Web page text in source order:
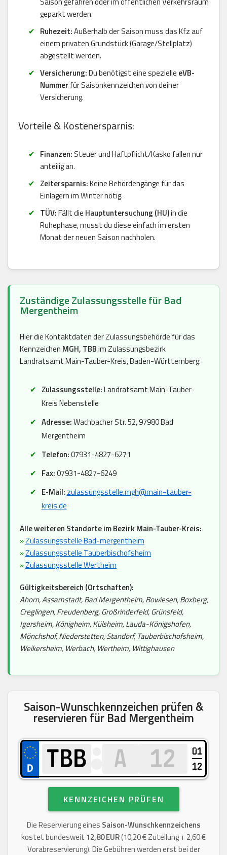
geparkt werden.
Ruhezeit:Außerhalb der Saison muss das Kfz auf
einem privaten Grundstück (Garage/Stellplatz)
abgestellt werden.
Versicherung:Du benötigst eine spezielle eVB-
Nummer für Saisonkennzeichen von deiner
Versicherung.
Vorteile & Kostenersparnis:
Finanzen: Steuer und Haftpflicht/Kasko fallen nur
anteilig an.
Zeitersparnis:Keine Behördengänge für das
Einlagern im Winter nötig.
TÜV:Fällt die Hauptuntersuchung (HU)in die
Ruhephase, musst du diese einfach im ersten
Monat der neuen Saison nachholen.
Zuständige Zulassungsstelle für Bad
Mergentheim
Hier die Kontaktdaten der Zulassungsbehörde für das
Kennzeichen MGH, TBBim Zulassungsbezirk
Landratsamt Main-Tauber-Kreis, Baden-Württemberg:
Zulassungsstelle:Landratsamt Main-Tauber-
Kreis Nebenstelle
Adresse:Wachbacher Str. 52, 97980 Bad
Mergentheim
Telefon:07931-4827-6271
Fax:07931-4827-6249
E-Mail: zulassungsstelle.mgh@main-tauber-
kreis.de
Alle weiteren Standorte im Bezirk Main-Tauber-Kreis:
»Zulassungsstelle Bad-mergentheim
»Zulassungsstelle Tauberbischofsheim
»Zulassungsstelle Wertheim
Gültigkeitsbereich (Ortschaften):
Ahorn, Assamstadt, Bad Mergentheim, Bowiesen, Boxberg,
Creglingen, Freudenberg, Großrinderfeld, Grünsfeld,
Igersheim, Königheim, Külsheim, Lauda-Königshofen,
Mönchshof, Niederstetten, Standorf, Tauberbischofsheim,
Weikersheim, Werbach, Wertheim, Wittighausen
Saison-Wunschkennzeichen prüfen &
reservieren für Bad Mergentheim
01
12
KENNZEICHEN PRÜFEN
Die Reservierung eines Saison-Wunschkennzeichens
kostet bundesweit 12,80 EUR(10,20 € Zuteilung + 2,60 €
Vorabreservierung). Die Gebühren werden erst bei der